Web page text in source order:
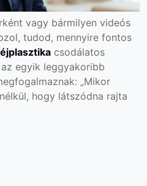
vagy bármilyen videós
tudod, mennyire fontos
csodálatos
egyik leggyakoribb
„Mikor
hogy látszódna rajta